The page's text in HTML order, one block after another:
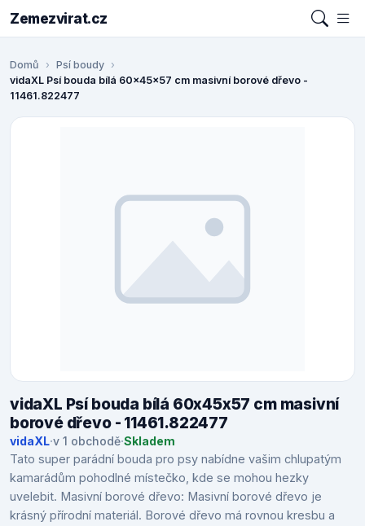
Zemezvirat.cz
Domů
Psí boudy
vidaXL Psí bouda bílá 60x45x57 cm masivní borové dřevo -
11461.822477
vidaXL Psí bouda bílá 60x45x57 cm masivní
borové dřevo - 11461.822477
vidaXL·v 1 obchodě·Skladem
Tato super parádní bouda pro psy nabídne vašim chlupatým
kamarádům pohodlné místečko, kde se mohou hezky
uvelebit. Masivní borové dřevo: Masivní borové dřevo je
krásný přírodní materiál. Borové dřevo má rovnou kresbu a